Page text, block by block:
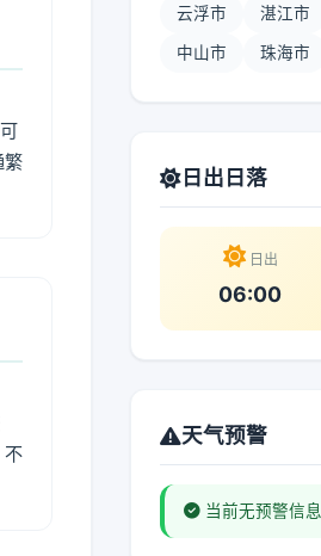
繁
不
云浮市 湛江市
中山市 珠海市
日出日落
日出
06:00
天气预警
当前无预警信息